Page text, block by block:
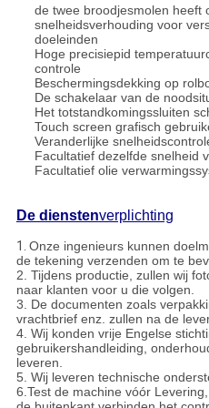
de twee broodjesmolen heeft
snelheidsverhouding voor
doeleinden
Hoge precisiepid
controle
Beschermingsdekking op
De schakelaar van de
Het totstandkomingssluiten
Touch screen grafisch
Veranderlijke
Facultatief dezelfde snelheid
Facultatief olie
De dienstenverplichting
1. Onze ingenieurs kunnen
de tekening verzenden om te
2. Tijdens productie, zullen wij
naar klanten voor u die volgen.
3. De documenten zoals
vrachtbrief enz. zullen na de
4. Wij konden vrije Engelse
gebruikershandleiding,
leveren.
5. Wij leveren technische
6.Test de machine vóór